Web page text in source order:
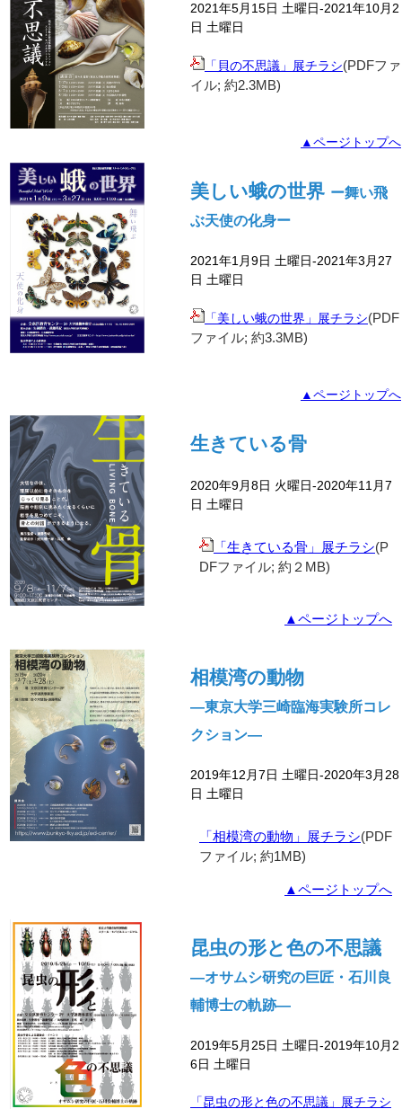
2021年5月15日 土曜日-2021年10月2
日 土曜日
「貝の不思議」展チラシ(PDFファ
イル; 約2.3MB)
▲ページトップへ
美しい蛾の世界 ー舞い飛
ぶ天使の化身ー
2021年1月9日 土曜日-2021年3月27
日 土曜日
「美しい蛾の世界」展チラシ(PDF
ファイル; 約3.3MB)
▲ページトップへ
生きている骨
2020年9月8日 火曜日-2020年11月7
日 土曜日
「生きている骨」展チラシ(P
DFファイル; 約２MB)
▲ページトップへ
相模湾の動物
―東京大学三崎臨海実験所コレ
クション―
2019年12月7日 土曜日-2020年3月28
日 土曜日
「相模湾の動物」展チラシ(PDF
ファイル; 約1MB)
▲ページトップへ
昆虫の形と色の不思議
―オサムシ研究の巨匠・石川良
輔博士の軌跡―
2019年5月25日 土曜日-2019年10月2
6日 土曜日
「昆虫の形と色の不思議」展チラシ